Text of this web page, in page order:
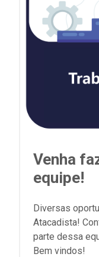
Venha
equipe!
Diversas
Atacadista!
parte dessa
Bem vindos!